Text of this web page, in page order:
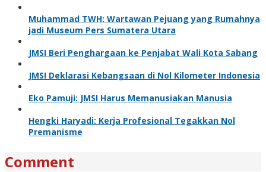
Muhammad TWH: Wartawan Pejuang yang Rumahnya
jadi Museum Pers Sumatera Utara
JMSI Beri Penghargaan ke Penjabat Wali Kota Sabang
JMSI Deklarasi Kebangsaan di Nol Kilometer Indonesia
Eko Pamuji: JMSI Harus Memanusiakan Manusia
Hengki Haryadi: Kerja Profesional Tegakkan Nol
Premanisme
Comment